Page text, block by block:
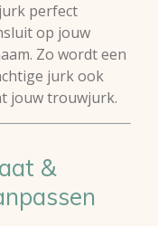
perfect
op jouw
Zo wordt een
jurk ook
jouw trouwjurk.
&